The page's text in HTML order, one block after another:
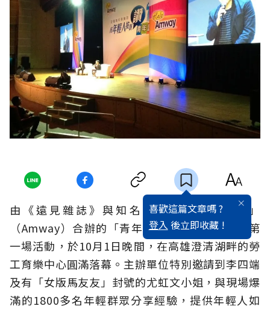
喜歡這篇文章嗎 ?
登入 後立即收藏 !
由《遠見雜誌》與知名直銷商品牌「安麗」
（Amway）合辦的「青年論壇」，系列起跑的第
一場活動，於10月1日晚間，在高雄澄清湖畔的勞
工育樂中心圓滿落幕。主辦單位特別邀請到李四端
及有「女版馬友友」封號的尤虹文小姐，與現場爆
滿的1800多名年輕群眾分享經驗，提供年輕人如